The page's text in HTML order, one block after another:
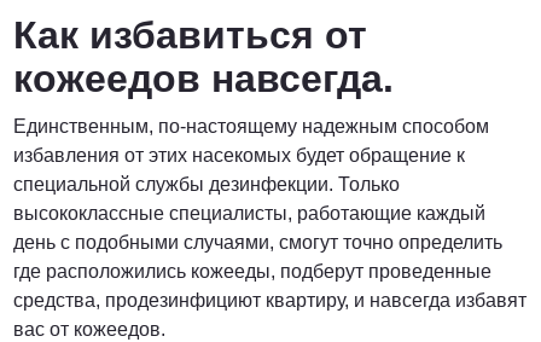
Как избавиться от
кожеедов навсегда.
Единственным, по-настоящему надежным способом
избавления от этих насекомых будет обращение к
специальной службы дезинфекции. Только
высококлассные специалисты, работающие каждый
день с подобными случаями, смогут точно определить
где расположились кожееды, подберут проведенные
средства, продезинфициют квартиру, и навсегда избавят
вас от кожеедов.